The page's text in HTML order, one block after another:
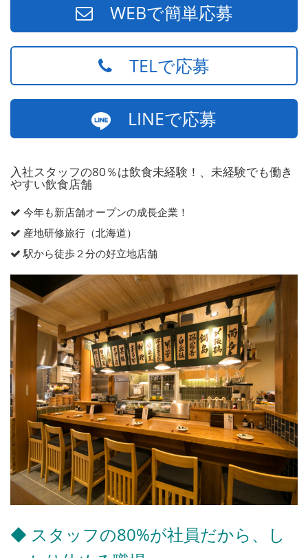
WEBで簡単応募
TELで応募
LINEで応募
入社スタッフの80％は飲食未経験！、未経験でも働き
やすい飲食店舗
今年も新店舗オープンの成長企業！
産地研修旅行（北海道）
駅から徒歩２分の好立地店舗
◆ スタッフの80%が社員だから、し